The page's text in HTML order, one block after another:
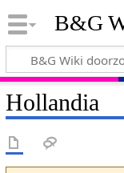
B&G
Hollandia